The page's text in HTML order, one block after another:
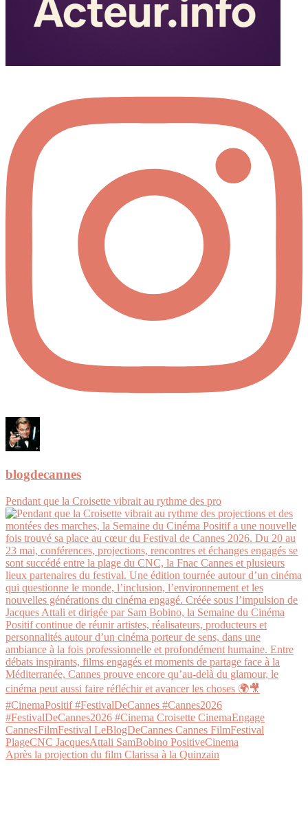
blogdecannes
Pendant que la Croisette vibrait au rythme des pro
Après la projection du film Clarissa à la Quinzain